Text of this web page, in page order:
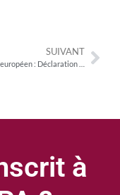
SUIVANT
à